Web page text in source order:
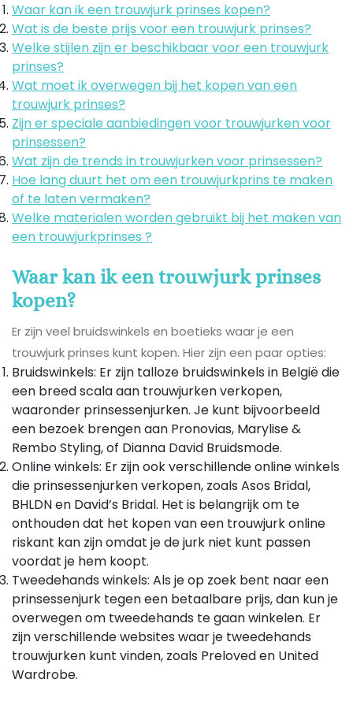
Waar kan ik een trouwjurk prinses kopen?
Wat is de beste prijs voor een trouwjurk prinses?
Welke stijlen zijn er beschikbaar voor een trouwjurk
prinses?
Wat moet ik overwegen bij het kopen van een
trouwjurk prinses?
Zijn er speciale aanbiedingen voor trouwjurken voor
prinsessen?
Wat zijn de trends in trouwjurken voor prinsessen?
Hoe lang duurt het om een ​​trouwjurkprins te maken
of te laten vermaken?
Welke materialen worden gebruikt bij het maken van
een trouwjurkprinses ?
Waar kan ik een trouwjurk prinses
kopen?
Er zijn veel bruidswinkels en boetieks waar je een
trouwjurk prinses kunt kopen. Hier zijn een paar opties:
Bruidswinkels: Er zijn talloze bruidswinkels in België die
een breed scala aan trouwjurken verkopen,
waaronder prinsessenjurken. Je kunt bijvoorbeeld
een bezoek brengen aan Pronovias, Marylise &
Rembo Styling, of Dianna David Bruidsmode.
Online winkels: Er zijn ook verschillende online winkels
die prinsessenjurken verkopen, zoals Asos Bridal,
BHLDN en David’s Bridal. Het is belangrijk om te
onthouden dat het kopen van een trouwjurk online
riskant kan zijn omdat je de jurk niet kunt passen
voordat je hem koopt.
Tweedehands winkels: Als je op zoek bent naar een
prinsessenjurk tegen een betaalbare prijs, dan kun je
overwegen om tweedehands te gaan winkelen. Er
zijn verschillende websites waar je tweedehands
trouwjurken kunt vinden, zoals Preloved en United
Wardrobe.